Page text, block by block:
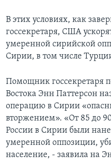
В этих условиях, как
госсекретаря, США
умеренной сирийской
Сирии, в том числе
Помощник госсекретаря
Востока Энн Паттерсон
операцию в Сирии
вторжением». «От 85 до
России в Сирии были
умеренной оппозиции,
население, - заявила на